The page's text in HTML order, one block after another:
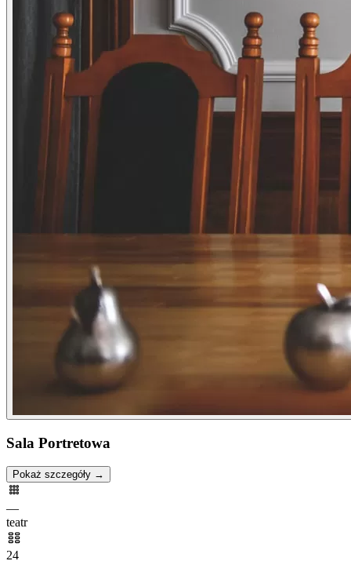
Sala Portretowa
Pokaż szczegóły →
—
teatr
24